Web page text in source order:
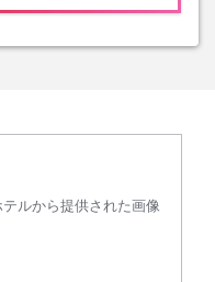
ルから提供された画像